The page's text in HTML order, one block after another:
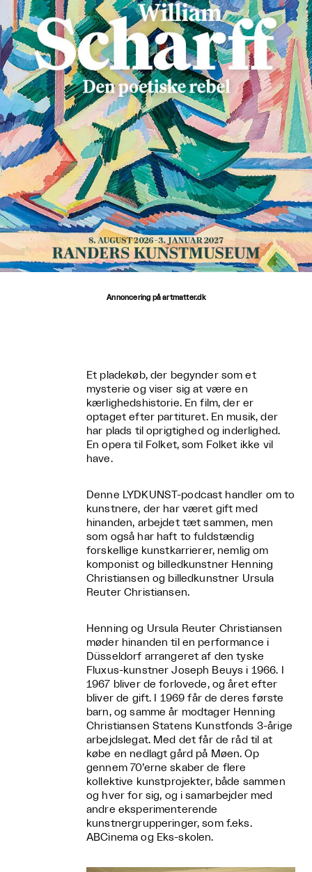
Annoncering på artmatter.dk
Et pladekøb, der begynder som et
mysterie og viser sig at være en
kærlighedshistorie. En film, der er
optaget efter partituret. En musik, der
har plads til oprigtighed og inderlighed.
En opera til Folket, som Folket ikke vil
have.
Denne LYDKUNST-podcast handler om to
kunstnere, der har været gift med
hinanden, arbejdet tæt sammen, men
som også har haft to fuldstændig
forskellige kunstkarrierer, nemlig om
komponist og billedkunstner Henning
Christiansen og billedkunstner Ursula
Reuter Christiansen.
Henning og Ursula Reuter Christiansen
møder hinanden til en performance i
Düsseldorf arrangeret af den tyske
Fluxus-kunstner Joseph Beuys i 1966. I
1967 bliver de forlovede, og året efter
bliver de gift. I 1969 får de deres første
barn, og samme år modtager Henning
Christiansen Statens Kunstfonds 3-årige
arbejdslegat. Med det får de råd til at
købe en nedlagt gård på Møen. Op
gennem 70’erne skaber de flere
kollektive kunstprojekter, både sammen
og hver for sig, og i samarbejder med
andre eksperimenterende
kunstnergrupperinger, som f.eks.
ABCinema og Eks-skolen.